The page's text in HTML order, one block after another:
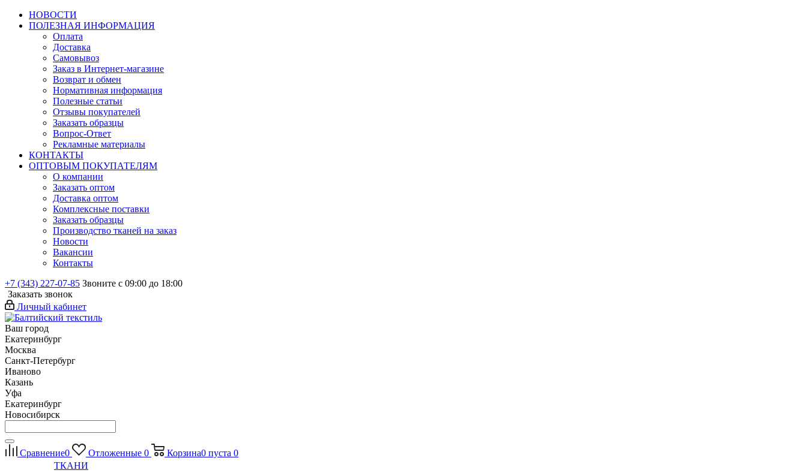
НОВОСТИ
ПОЛЕЗНАЯ ИНФОРМАЦИЯ
Оплата
Доставка
Самовывоз
Заказ в Интернет-магазине
Возврат и обмен
Нормативная информация
Полезные статьи
Отзывы покупателей
Заказать образцы
Вопрос-Ответ
Рекламные материалы
КОНТАКТЫ
ОПТОВЫМ ПОКУПАТЕЛЯМ
О компании
Заказать оптом
Доставка оптом
Комплексные поставки
Заказать образцы
Производство тканей на заказ
Новости
Вакансии
Контакты
+7 (343) 227-07-85 Звоните с 09:00 до 18:00
Заказать звонок
Личный кабинет
Ваш город
Екатеринбург
Москва
Санкт-Петербург
Иваново
Казань
Уфа
Екатеринбург
Новосибирск
Сравнение0 Отложенные 0 Корзина0 пуста 0
ТКАНИ